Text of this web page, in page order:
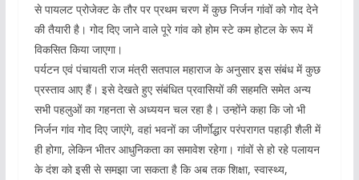
से पायलट प्रोजेक्ट के तौर पर प्रथम चरण में कुछ निर्जन गांवों को गोद देने
की तैयारी है। गोद दिए जाने वाले पूरे गांव को होम स्टे कम होटल के रूप में
विकसित किया जाएगा।
पर्यटन एवं पंचायती राज मंत्री सतपाल महाराज के अनुसार इस संबंध में कुछ
प्रस्ताव आए हैं। इसे देखते हुए संबंधित प्रवासियों की सहमति समेत अन्य
सभी पहलुओं का गहनता से अध्ययन चल रहा है। उन्होंने कहा कि जो भी
निर्जन गांव गोद दिए जाएंगे, वहां भवनों का जीर्णाेद्धार परंपरागत पहाड़ी शैली में
ही होगा, लेकिन भीतर आधुनिकता का समावेश रहेगा। गांवों से हो रहे पलायन
के दंश को इसी से समझा जा सकता है कि अब तक शिक्षा, स्वास्थ्य,